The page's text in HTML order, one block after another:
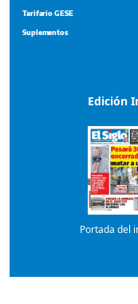
Tarifario GESE
Suplementos
Edición
Portada del